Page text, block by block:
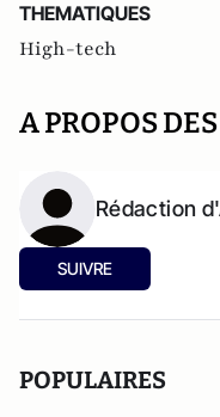
THEMATIQUES
High-tech
A PROPOS
Rédaction
SUIVRE
POPULAIRES